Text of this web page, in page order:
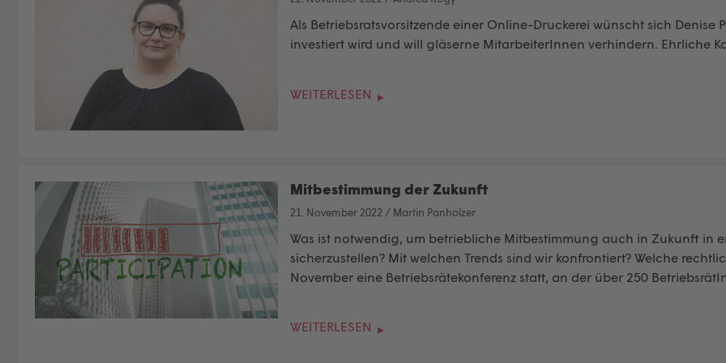
Als Betriebsratsvorsitzende einer Online-Druckerei wünscht sich Denise
investiert wird und will gläserne MitarbeiterInnen verhindern. Ehrliche
WEITERLESEN
Mitbestimmung der Zukunft
21. November 2022 / Martin Panholzer
Was ist notwendig, um betriebliche Mitbestimmung auch in Zukunft in
sicherzustellen? Mit welchen Trends sind wir konfrontiert? Welche
November eine Betriebsrätekonferenz statt, an der über 250
WEITERLESEN